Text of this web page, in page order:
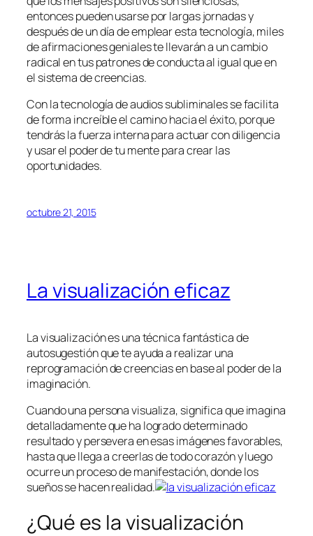
entonces pueden usarse por largas jornadas y
después de un día de emplear esta tecnología, miles
de afirmaciones geniales te llevarán a un cambio
radical en tus patrones de conducta al igual que en
el sistema de creencias.
Con la tecnología de audios subliminales se facilita
de forma increíble el camino hacia el éxito, porque
tendrás la fuerza interna para actuar con diligencia
y usar el poder de tu mente para crear las
oportunidades.
octubre 21, 2015
La visualización eficaz
La visualización es una técnica fantástica de
autosugestión que te ayuda a realizar una
reprogramación de creencias en base al poder de la
imaginación.
Cuando una persona visualiza, significa que imagina
detalladamente que ha logrado determinado
resultado y persevera en esas imágenes favorables,
hasta que llega a creerlas de todo corazón y luego
ocurre un proceso de manifestación, donde los
sueños se hacen realidad.
¿Qué es la visualización